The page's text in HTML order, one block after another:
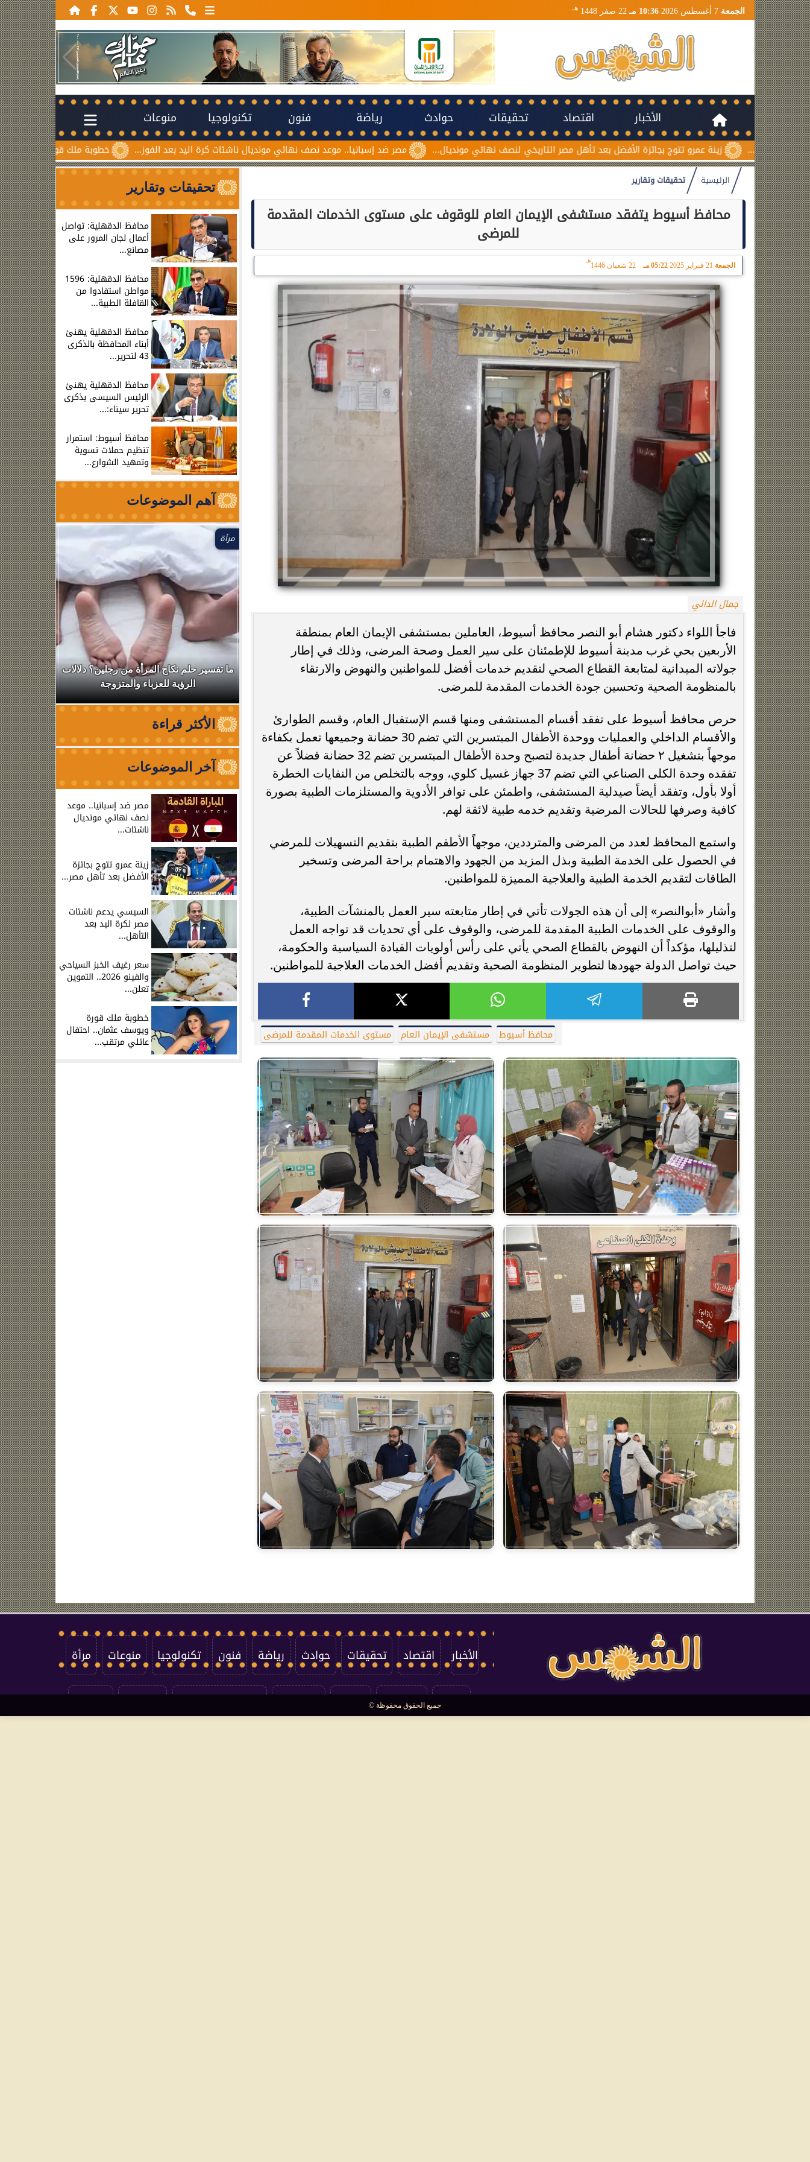
الجمعة 10:36 مـ 22 صفر 1448 هـ
الأخبار اقتصاد تحقيقات حوادث رياضة فنون تكنولوجيا منوعات
خطوبة ملك قورة ويوسف عثمان.. احتفال مصر ضد إسبانيا.. موعد نصف نهائي مونديال ناشئات كرة اليد بعد الفوز... زينة عمرو تتوج بجائزة الأفضل بعد تأهل مصر التاريخي لنصف نهائي مونديال...
الرئيسية تحقيقات وتقارير
محافظ أسيوط يتفقد مستشفى الإيمان العام للوقوف على مستوى الخدمات المقدمة
للمرضى
الجمعة 05:22 مـ 22 شعبان 1446
هـ
جمال الدالي
فاجأ اللواء دكتور هشام أبو النصر محافظ أسيوط، العاملين بمستشفى الإيمان العام بمنطقة
الأربعين بحي غرب مدينة أسيوط للإطمئنان على سير العمل وصحة المرضى، وذلك في إطار
جولاته الميدانية لمتابعة القطاع الصحي لتقديم خدمات أفضل للمواطنين والنهوض والارتقاء
بالمنظومة الصحية وتحسين جودة الخدمات المقدمة للمرضى.
حرص محافظ أسيوط على تفقد أقسام المستشفى ومنها قسم الإستقبال العام، وقسم الطوارئ
والأقسام الداخلي والعمليات ووحدة الأطفال المبتسرين التي تضم 30 حضانة وجميعها تعمل بكفاءة
موجهاً بتشغيل ٢ حضانة أطفال جديدة لتصبح وحدة الأطفال المبتسرين تضم 32 حضانة فضلاً عن
تفقده وحدة الكلى الصناعي التي تضم 37 جهاز غسيل كلوي، ووجه بالتخلص من النفايات الخطرة
أولا بأول، وتفقد أيضاً صيدلية المستشفى، واطمئن على توافر الأدوية والمستلزمات الطبية بصورة
كافية وصرفها للحالات المرضية وتقديم خدمه طبية لائقة لهم.
واستمع المحافظ لعدد من المرضى والمترددين، موجهاً الأطقم الطبية بتقديم التسهيلات للمرضي
في الحصول على الخدمة الطبية وبذل المزيد من الجهود والاهتمام براحة المرضى وتسخير
الطاقات لتقديم الخدمة الطبية والعلاجية المميزة للمواطنين.
وأشار «أبوالنصر» إلى أن هذه الجولات تأتي في إطار متابعته سير العمل بالمنشآت الطبية،
والوقوف على الخدمات الطبية المقدمة للمرضى، والوقوف على أي تحديات قد تواجه العمل
لتذليلها، مؤكداً أن النهوض بالقطاع الصحي يأتي على رأس أولويات القيادة السياسية والحكومة،
حيث تواصل الدولة جهودها لتطوير المنظومة الصحية وتقديم أفضل الخدمات العلاجية للمواطنين.
محافظ أسيوط مستشفى الإيمان العام مستوى الخدمات المقدمة للمرضى
تحقيقات وتقارير
محافظ الدقهلية: تواصل
أعمال لجان المرور على
مصانع...
محافظ الدقهلية: 1596
مواطن استفادوا من
القافلة الطبية...
محافظ الدقهلية يهنئ
أبناء المحافظة بالذكرى
43 لتحرير...
محافظ الدقهلية يهنئ
الرئيس السيسى بذكرى
تحرير سيناء:...
محافظ أسيوط: استمرار
تنظيم حملات تسوية
وتمهيد الشوارع...
آهم الموضوعات
زينة عمرو تتوج بجائزة الأفضل بعد تأهل مصر
التاريخي لنصف نهائي مونديال...
السيسي يدعم ناشئات مصر لكرة اليد بعد
التأهل التاريخي إلى نصف نهائي...
خطوبة ملك قورة ويوسف عثمان.. احتفال
مرأة
ما تفسير حلم نكاح المرأة من رجلين؟ دلالات
الرؤية للعزباء والمتزوجة
نقابة
من
الأكثر قراءة
آخر الموضوعات
مصر ضد إسبانيا.. موعد
نصف نهائي مونديال
ناشئات...
زينة عمرو تتوج بجائزة
الأفضل بعد تأهل مصر...
السيسي يدعم ناشئات
مصر لكرة اليد بعد
التأهل...
سعر رغيف الخبز السياحي
والفينو 2026.. التموين
تعلن...
خطوبة ملك قورة
ويوسف عثمان.. احتفال
عائلي مرتقب...
الأخبار اقتصاد تحقيقات حوادث رياضة فنون تكنولوجيا منوعات مرأة
العالم سوشيال
جميع الحقوق محفوظة ©